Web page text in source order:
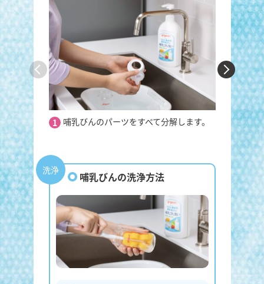
1 哺乳びんのパーツをすべて分解します。
洗剤を
内側を
洗浄
哺乳びんの洗浄方法